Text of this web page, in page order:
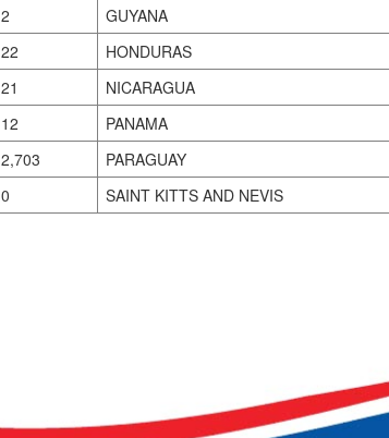
2 GUYANA
22 HONDURAS
21 NICARAGUA
12 PANAMA
2,703 PARAGUAY
0 SAINT KITTS AND NEVIS